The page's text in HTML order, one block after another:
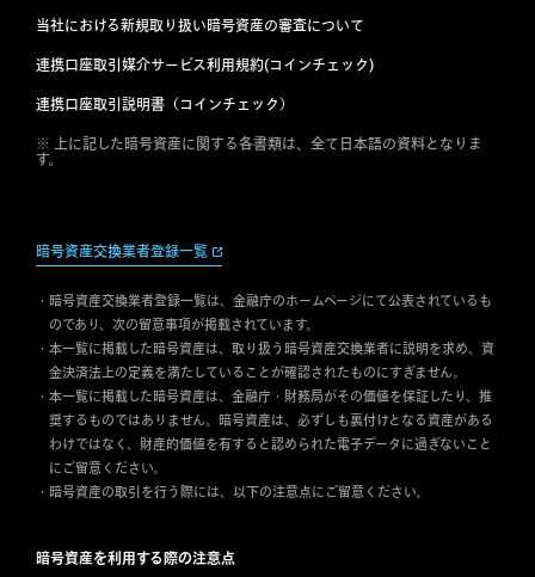
当社における新規取り扱い暗号資産の審査について
連携口座取引媒介サービス利用規約(コインチェック)
連携口座取引説明書（コインチェック）
※ 上に記した暗号資産に関する各書類は、全て日本語の資料となりま
す。
暗号資産交換業者登録一覧
暗号資産交換業者登録一覧は、金融庁のホームページにて公表されているも
のであり、次の留意事項が掲載されています。
本一覧に掲載した暗号資産は、取り扱う暗号資産交換業者に説明を求め、資
金決済法上の定義を満たしていることが確認されたものにすぎません。
本一覧に掲載した暗号資産は、金融庁・財務局がその価値を保証したり、推
奨するものではありません。暗号資産は、必ずしも裏付けとなる資産がある
わけではなく、財産的価値を有すると認められた電子データに過ぎないこと
にご留意ください。
暗号資産の取引を行う際には、以下の注意点にご留意ください。
暗号資産を利用する際の注意点